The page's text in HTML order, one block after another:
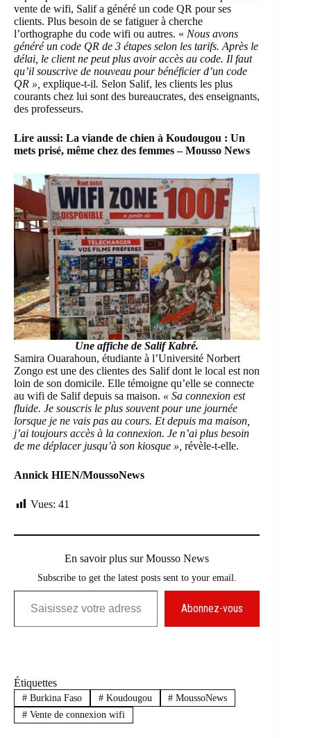
vente de wifi, Salif a généré un code QR pour ses
clients. Plus besoin de se fatiguer à cherche
l’orthographe du code wifi ou autres. « Nous avons
généré un code QR de 3 étapes selon les tarifs. Après le
délai, le client ne peut plus avoir accès au code. Il faut
qu’il souscrive de nouveau pour bénéficier d’un code
QR », explique-t-il. Selon Salif, les clients les plus
courants chez lui sont des bureaucrates, des enseignants,
des professeurs.
Lire aussi: La viande de chien à Koudougou : Un
mets prisé, même chez des femmes – Mousso News
Une affiche de Salif Kabré.
Samira Ouarahoun, étudiante à l’Université Norbert
Zongo est une des clientes des Salif dont le local est non
loin de son domicile. Elle témoigne qu’elle se connecte
au wifi de Salif depuis sa maison. « Sa connexion est
fluide. Je souscris le plus souvent pour une journée
lorsque je ne vais pas au cours. Et depuis ma maison,
j’ai toujours accès à la connexion. Je n’ai plus besoin
de me déplacer jusqu’à son kiosque », révèle-t-elle.
Annick HIEN/MoussoNews
Vues: 41
En savoir plus sur Mousso News
Subscribe to get the latest posts sent to your email.
Saisissez votre adresse e-mail…
Abonnez-vous
Étiquettes
#Burkina Faso #Koudougou # MoussoNews
#Vente de connexion wifi